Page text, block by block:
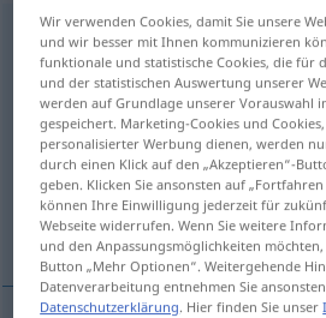
recaer [rrɛkaˈɛr]v/i FIG
Übersicht aller
(Für mehr Details die Übersetzung
fallen, entfallen
einen Rückfall erleiden,
Wir verwenden Cookies, damit Sie unsere
und wir besser mit Ihnen kommunizieren
funktionale und statistische Cookies, die für
und der statistischen Auswertung unserer
werden auf Grundlage unserer Vorauswahl
gespeichert. Marketing-Cookies und
personalisierter Werbung dienen, werden
durch einen Klick auf den „Akzeptieren“-
geben. Klicken Sie ansonsten auf
können Ihre Einwilligung jederzeit für
Webseite widerrufen. Wenn Sie weitere
und den Anpassungsmöglichkeiten
Button „Mehr Optionen“. Weitergehende
Datenverarbeitung entnehmen Sie
Datenschutzerklärung. Hier finden Sie unser